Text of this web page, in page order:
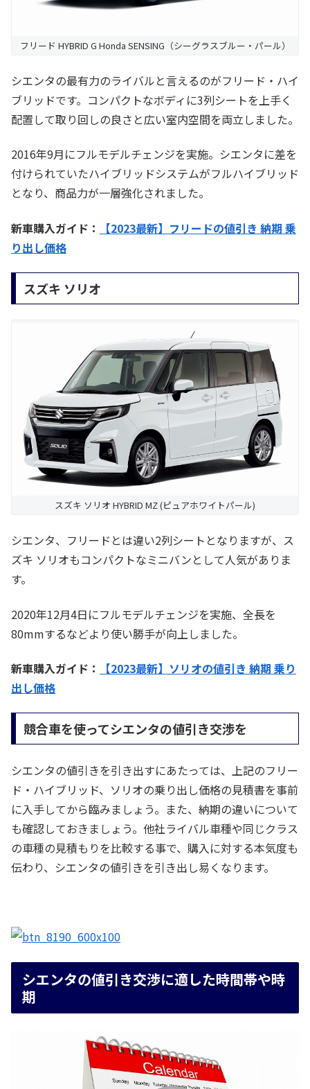
フリード HYBRID G Honda SENSING（シーグラスブルー・パール）
シエンタの最有力のライバルと言えるのがフリード・ハイ
ブリッドです。コンパクトなボディに3列シートを上手く
配置して取り回しの良さと広い室内空間を両立しました。
2016年9月にフルモデルチェンジを実施。シエンタに差を
付けられていたハイブリッドシステムがフルハイブリッド
となり、商品力が一層強化されました。
新車購入ガイド：
【2023最新】フリードの値引き 納期 乗
り出し価格
スズキ ソリオ
スズキ ソリオ HYBRID MZ (ピュアホワイトパール)
シエンタ、フリードとは違い2列シートとなりますが、ス
ズキ ソリオもコンパクトなミニバンとして人気がありま
す。
2020年12月4日にフルモデルチェンジを実施、全長を
80mmするなどより使い勝手が向上しました。
新車購入ガイド：
【2023最新】ソリオの値引き 納期 乗り
出し価格
競合車を使ってシエンタの値引き交渉を
シエンタの値引きを引き出すにあたっては、上記のフリー
ド・ハイブリッド、ソリオの乗り出し価格の見積書を事前
に入手してから臨みましょう。また、納期の違いについて
も確認しておきましょう。他社ライバル車種や同じクラス
の車種の見積もりを比較する事で、購入に対する本気度も
伝わり、シエンタの値引きを引き出し易くなります。
シエンタの値引き交渉に適した時間帯や時
期